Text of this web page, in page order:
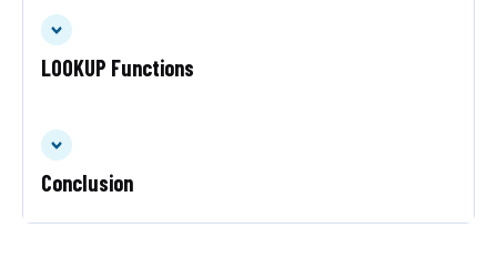
LOOKUP Functions
Conclusion